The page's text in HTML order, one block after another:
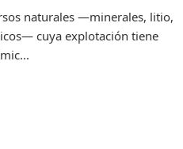
naturales —minerales, litio,
cuya explotación tiene